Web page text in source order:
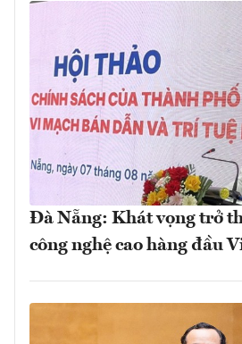
Đà Nẵng: Khát vọng trở
công nghệ cao hàng đầu